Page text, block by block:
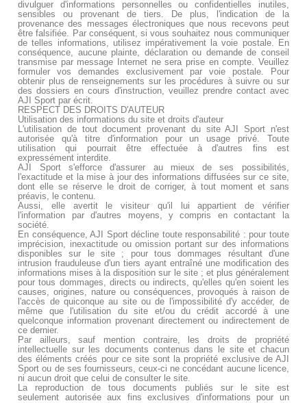
divulguer d'informations personnelles ou confidentielles inutiles,
sensibles ou provenant de tiers. De plus, l'indication de la
provenance des messages électroniques que nous recevons peut
être falsifiée. Par conséquent, si vous souhaitez nous communiquer
de telles informations, utilisez impérativement la voie postale. En
conséquence, aucune plainte, déclaration ou demande de conseil
transmise par message Internet ne sera prise en compte. Veuillez
formuler vos demandes exclusivement par voie postale. Pour
obtenir plus de renseignements sur les procédures à suivre ou sur
des dossiers en cours d'instruction, veuillez prendre contact avec
AJI Sport par écrit.
RESPECT DES DROITS D'AUTEUR
Utilisation des informations du site et droits d'auteur
L'utilisation de tout document provenant du site AJI Sport n'est
autorisée qu'à titre d'information pour un usage privé. Toute
utilisation qui pourrait être effectuée à d'autres fins est
expressément interdite.
AJI Sport s'efforce d'assurer au mieux de ses possibilités,
l'exactitude et la mise à jour des informations diffusées sur ce site,
dont elle se réserve le droit de corriger, à tout moment et sans
préavis, le contenu.
Aussi, elle avertit le visiteur qu'il lui appartient de vérifier
l'information par d'autres moyens, y compris en contactant la
société.
En conséquence, AJI Sport décline toute responsabilité : pour toute
imprécision, inexactitude ou omission portant sur des informations
disponibles sur le site ; pour tous dommages résultant d'une
intrusion frauduleuse d'un tiers ayant entraîné une modification des
informations mises à la disposition sur le site ; et plus généralement
pour tous dommages, directs ou indirects, qu'elles qu'en soient les
causes, origines, nature ou conséquences, provoqués à raison de
l'accès de quiconque au site ou de l'impossibilité d'y accéder, de
même que l'utilisation du site et/ou du crédit accordé à une
quelconque information provenant directement ou indirectement de
ce dernier.
Par ailleurs, sauf mention contraire, les droits de propriété
intellectuelle sur les documents contenus dans le site et chacun
des éléments créés pour ce site sont la propriété exclusive de AJI
Sport ou de ses fournisseurs, ceux-ci ne concédant aucune licence,
ni aucun droit que celui de consulter le site.
La reproduction de tous documents publiés sur le site est
seulement autorisée aux fins exclusives d'informations pour un